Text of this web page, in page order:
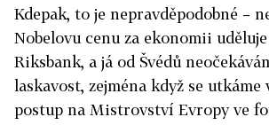
Kdepak, to je nepravděpodobné –
Nobelovu cenu za ekonomii uděluje
Riksbank, a já od Švédů
laskavost, zejména když se
postup na Mistrovství Evropy ve